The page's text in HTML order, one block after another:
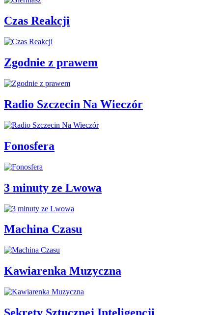
Czas Reakcji
Zgodnie z prawem
Radio Szczecin Na Wieczór
Fonosfera
3 minuty ze Lwowa
Machina Czasu
Kawiarenka Muzyczna